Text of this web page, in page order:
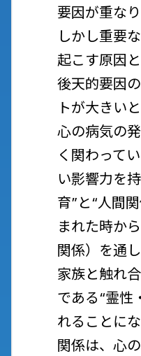
要因が重な
しかし重要
起こす原因
後天的要因
トが大きい
心の病気の
く関わって
い影響力を
育”と“人間
まれた時か
関係）を通
家族と触れ
である“霊性
れることに
関係は、心